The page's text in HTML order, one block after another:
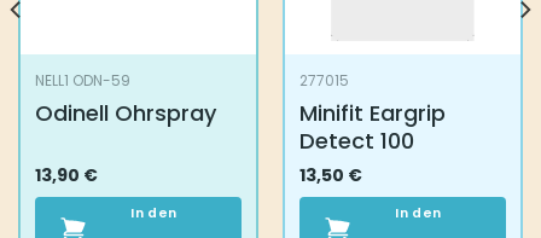
NELL1 ODN-59
Odinell Ohrspray
13,90 €
In den
277015
Minifit Eargrip
Detect 100
13,50 €
In den